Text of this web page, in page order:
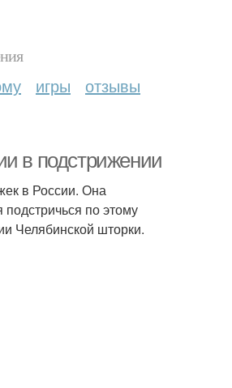
игры отзывы
в подстрижении
в России. Она
по этому
Челябинской шторки.